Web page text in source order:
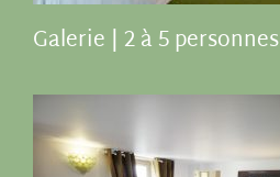
Galerie | 2 à 5 personnes